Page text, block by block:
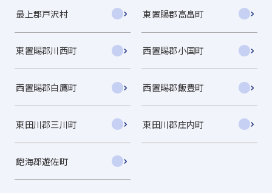
最上郡戸沢村 東置賜郡高畠町
東置賜郡川西町 西置賜郡小国町
西置賜郡白鷹町 西置賜郡飯豊町
東田川郡三川町 東田川郡庄内町
飽海郡遊佐町